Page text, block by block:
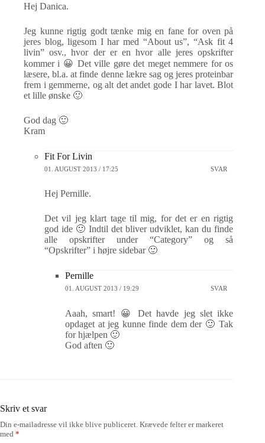
Hej Danica.
Jeg kunne rigtig godt tænke mig en fane for oven på
jeres blog, ligesom I har med “About us”, “Ask fit 4
livin” osv., hvor der er en hvor alle jeres opskrifter
kommer i 😀 Det ville gøre det meget nemmere for os
læsere, bl.a. at finde denne lækre sag og jeres proteinbar
frem i gemmerne, og alt det andet gode I har lavet. Blot
et lille ønske 🙂
God dag 🙂
Kram
Fit For Livin
01. AUGUST 2013 / 17:25 SVAR
Hej Pernille.
Det vil jeg klart tage til mig, for det er en rigtig
god ide 🙂 Indtil det bliver udviklet, kan du finde
alle opskrifter under “Category” og så
“Opskrifter” i højre sidebar 🙂
Pernille
01. AUGUST 2013 / 19:29 SVAR
Aaah, smart! 😀 Det havde jeg slet ikke
opdaget at jeg kunne finde dem der 🙂 Tak
for hjælpen 🙂
God aften 🙂
Skriv et svar
Din e-mailadresse vil ikke blive publiceret. Krævede felter er markeret
med *